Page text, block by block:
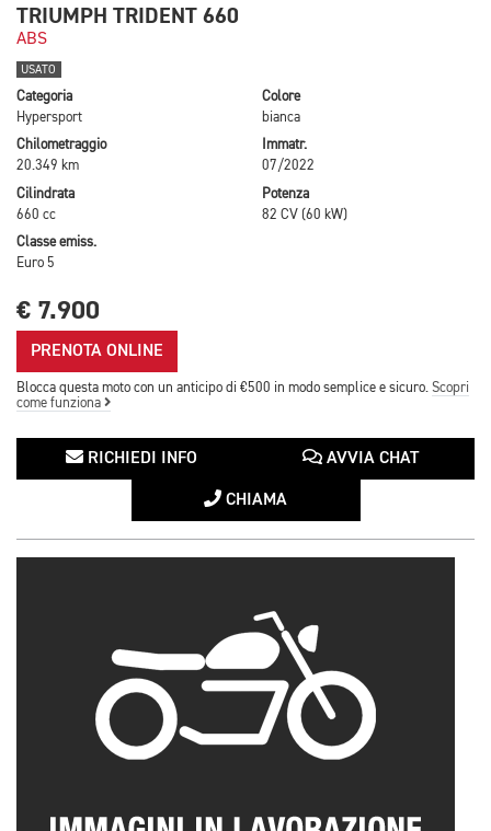
TRIUMPH TRIDENT 660
ABS
USATO
Categoria
Hypersport
Colore
bianca
Chilometraggio
20.349 km
Immatr.
07/2022
Cilindrata
660 cc
Potenza
82 CV (60 kW)
Classe emiss.
Euro 5
€ 7.900
PRENOTA ONLINE
Blocca questa moto con un anticipo di €500 in modo semplice e sicuro. Scopri
come funziona
RICHIEDI INFO AVVIA CHAT
CHIAMA